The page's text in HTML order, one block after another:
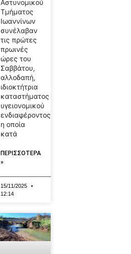
Αστυνομικού
Τμήματος
Ιωαννίνων
συνέλαβαν
τις πρώτες
πρωινές
ώρες του
Σαββάτου,
αλλοδαπή,
ιδιοκτήτρια
καταστήματος
υγειονομικού
ενδιαφέροντος,
η οποία
κατά
ΠΕΡΙΣΣΟΤΕΡΑ
»
15/11/2025
12:14